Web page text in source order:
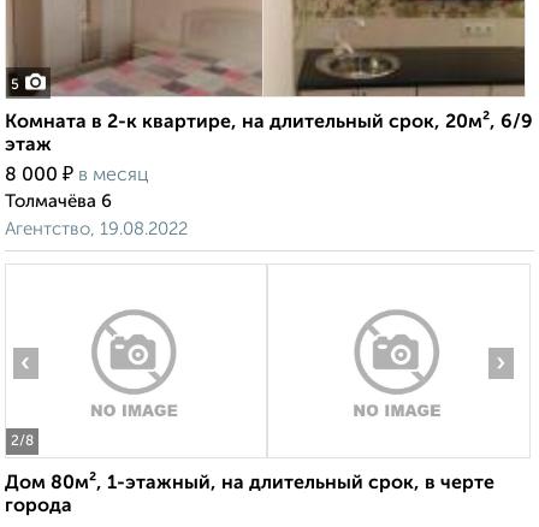
5
Комната в 2-к квартире, на длительный срок, 20м², 6/9
этаж
8 000 ₽ в месяц
Толмачёва 6
Агентство, 19.08.2022
2/8
‹ ›
Дом 80м², 1-этажный, на длительный срок, в черте
города